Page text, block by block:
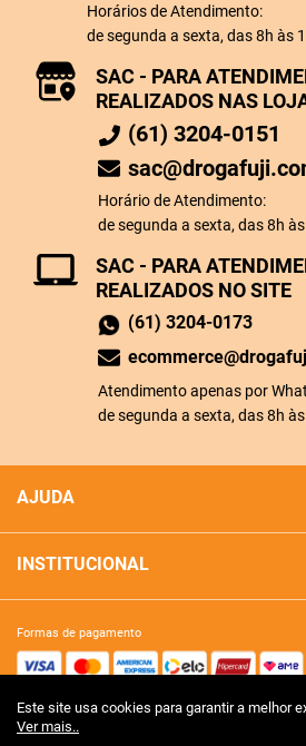
Este site usa cookies para garantir a melhor
Ver mais..
Horários de Atendimento:
de segunda a sexta, das 8h às
SAC - PARA
REALIZADOS NO SITE
(61) 3204-0173
Atendimento apenas por
de segunda a sexta, das 8h
SAC - PARA
REALIZADOS NAS
(61) 3204-0151
Horário de Atendimento:
de segunda a sexta, das 8h
AJUDA
INSTITUCIONAL
formas de pagamento
site 100% seguro